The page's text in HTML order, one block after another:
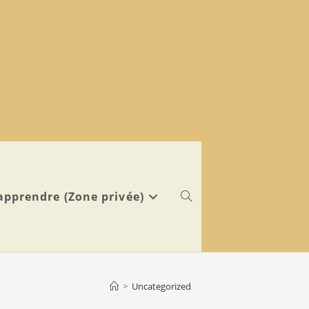
(Zone privée) Toggle
website
> Uncategorized